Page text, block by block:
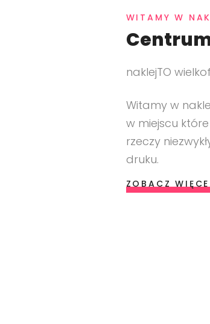
WITAMY W
naklejTO
Witamy w
w miejscu
rzeczy
druku.
ZOBACZ